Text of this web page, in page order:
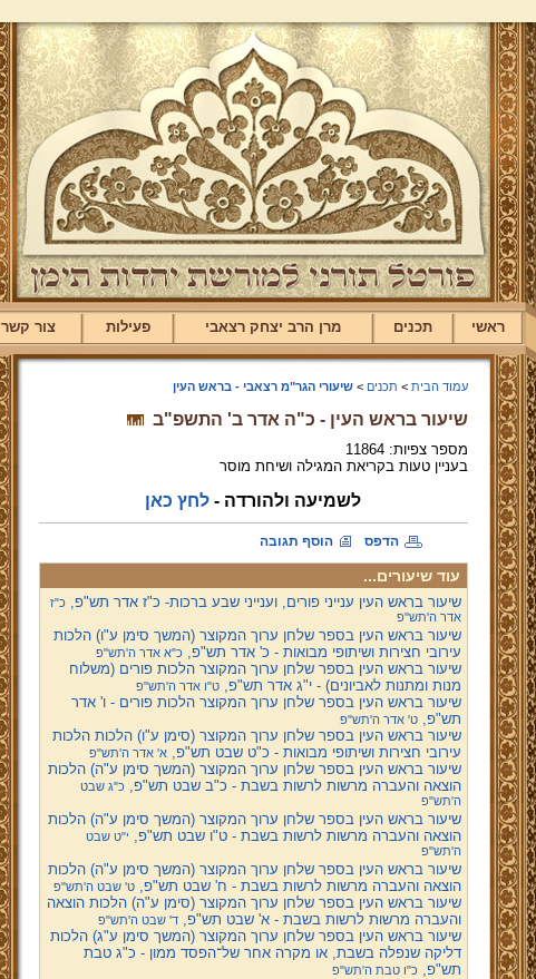
ראשי תכנים מרן הרב יצחק רצאבי פעילות צור קשר
עמוד הבית > תכנים >שיעורי הגר"מ רצאבי - בראש העין
שיעור בראש העין - כ"ה אדר ב' התשפ"ב
מספר צפיות: 11864
בעניין טעות בקריאת המגילה ושיחת מוסר
לשמיעה ולהורדה - לחץ כאן
הדפס הוסף תגובה
עוד שיעורים...
שיעור בראש העין ענייני פורים, וענייני שבע ברכות- כ"ז אדר תש"פ,כ"ז
אדר ה'תש"פ
שיעור בראש העין בספר שלחן ערוך המקוצר (המשך סימן ע"ו) הלכות
עירובי חצירות ושיתופי מבואות - כ' אדר תש"פ,כ"א אדר ה'תש"פ
שיעור בראש העין בספר שלחן ערוך המקוצר הלכות פורים (משלוח
מנות ומתנות לאביונים) - י"ג אדר תש"פ,ט"ו אדר ה'תש"פ
שיעור בראש העין בספר שלחן ערוך המקוצר הלכות פורים - ו' אדר
תש"פ,ט' אדר ה'תש"פ
שיעור בראש העין בספר שלחן ערוך המקוצר (סימן ע"ו) הלכות הלכות
עירובי חצירות ושיתופי מבואות - כ"ט שבט תש"פ,א' אדר ה'תש"פ
שיעור בראש העין בספר שלחן ערוך המקוצר (המשך סימן ע"ה) הלכות
הוצאה והעברה מרשות לרשות בשבת - כ"ב שבט תש"פ,כ"ג שבט
ה'תש"פ
שיעור בראש העין בספר שלחן ערוך המקוצר (המשך סימן ע"ה) הלכות
הוצאה והעברה מרשות לרשות בשבת - ט"ו שבט תש"פ, י"ט שבט
ה'תש"פ
שיעור בראש העין בספר שלחן ערוך המקוצר (המשך סימן ע"ה) הלכות
הוצאה והעברה מרשות לרשות בשבת - ח' שבט תש"פ,ט' שבט ה'תש"פ
שיעור בראש העין בספר שלחן ערוך המקוצר (סימן ע"ה) הלכות הוצאה
והעברה מרשות לרשות בשבת - א' שבט תש"פ,ד' שבט ה'תש"פ
שיעור בראש העין בספר שלחן ערוך המקוצר (המשך סימן ע"ג) הלכות
דליקה שנפלה בשבת, או מקרה אחר של־הפסד ממון - כ"ג טבת
תש"פ,כ"ו טבת ה'תש"פ